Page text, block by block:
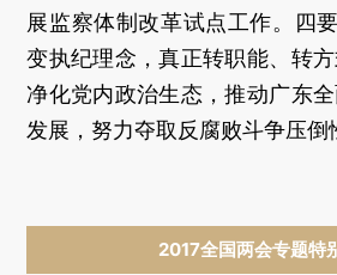
展监察体制改革试点工作。四
变执纪理念，真正转职能、转
净化党内政治生态，推动广东
发展，努力夺取反腐败斗争压倒
2017全国两会专题特